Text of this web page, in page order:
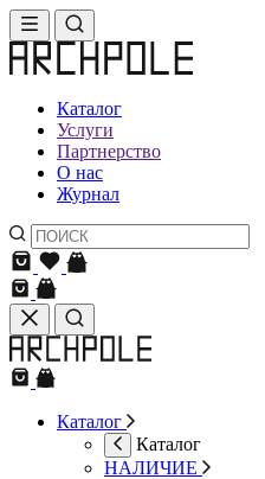
Каталог
Услуги
Партнерство
О нас
Журнал
Каталог
Каталог
НАЛИЧИЕ